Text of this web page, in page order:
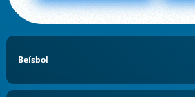
Beísbol